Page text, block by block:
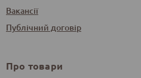
Вакансії
Публічний договір
Про товари